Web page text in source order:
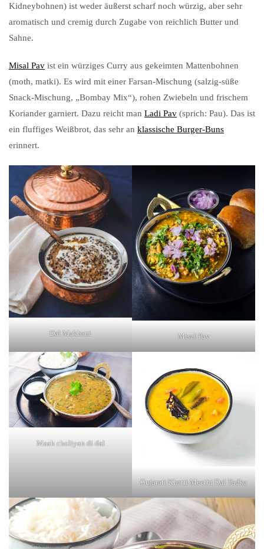
Kidneybohnen) ist weder äußerst scharf noch würzig, aber sehr
aromatisch und cremig durch Zugabe von reichlich Butter und
Sahne.
Misal Pav ist ein würziges Curry aus gekeimten Mattenbohnen
(moth, matki). Es wird mit einer Farsan-Mischung (salzig-süße
Snack-Mischung, „Bombay Mix“), rohen Zwiebeln und frischem
Koriander garniert. Dazu reicht man Ladi Pav (sprich: Pau). Das ist
ein fluffiges Weißbrot, das sehr an klassische Burger-Buns
erinnert.
Dal Makhani Misal Pav
Maah choliyan di dal
Gujarati Khatti Meethi Dal Tadka